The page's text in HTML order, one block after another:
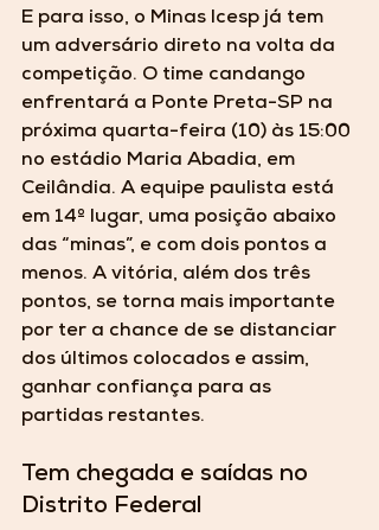
E para isso, o Minas Icesp já tem
um adversário direto na volta da
competição. O time candango
enfrentará a Ponte Preta-SP na
próxima quarta-feira (10) às 15:00
no estádio Maria Abadia, em
Ceilândia. A equipe paulista está
em 14º lugar, uma posição abaixo
das “minas”, e com dois pontos a
menos. A vitória, além dos três
pontos, se torna mais importante
por ter a chance de se distanciar
dos últimos colocados e assim,
ganhar confiança para as
partidas restantes.
Tem chegada e saídas no
Distrito Federal